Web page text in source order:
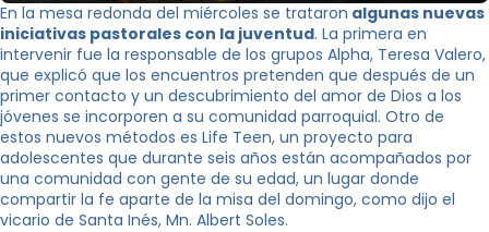
En la mesa redonda del miércoles se trataron algunas nuevas
iniciativas pastorales con la juventud. La primera en
intervenir fue la responsable de los grupos Alpha, Teresa Valero,
que explicó que los encuentros pretenden que después de un
primer contacto y un descubrimiento del amor de Dios a los
jóvenes se incorporen a su comunidad parroquial. Otro de
estos nuevos métodos es Life Teen, un proyecto para
adolescentes que durante seis años están acompañados por
una comunidad con gente de su edad, un lugar donde
compartir la fe aparte de la misa del domingo, como dijo el
vicario de Santa Inés, Mn. Albert Soles.